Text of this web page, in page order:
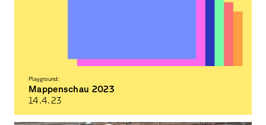
Playground:
Mappenschau 2023
14.4.23